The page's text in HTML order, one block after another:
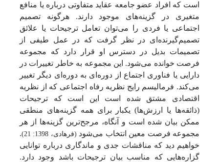
است که افراد عضو جامعه عقاید متفاوتی درباره یا منافع
متغیری در گزینه‌های موجود دارند. هرگونه تصمیم
اجتماعی یا فردی را می‌توان تعامل ترجیحات یا علائق
تصمیم‌گیرنده‌ای در نظر گرفت که در عمل طیفی از
تصمیمات بدیل در دسترس او قرار دارد که مجموعه
فرصت خوانده می‌شود. این مجموعه به خاطر تغییرات در
دارایی یا فناوری اجتماع از دوره‌ای به دوره‌ای دیگر تغییر
می‌کند. فرمالیسم رایج نظریه رفاه اجتماعی که از نظریه
اقتصادی مشتق شده است این است که ترجیحات
(ذائقه‌ها یا ارزش‌ها) یکبار برای همه گزینه‌های منطقی
ممکن بیان شده است و آنگاه، مرجح‌ترین گزینه‌ها از هر
مجموعه فرصت معین انتخاب می‌شود (فرهادی، 1398: 21)
.
خواهیم دید که مناقشات جدی و ماندگاری درباره توانایی
گزاره‌هایی که مناسب بیان ترجیحات باشد وجود دارد.